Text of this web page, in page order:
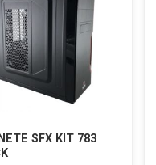
SFX KIT 783